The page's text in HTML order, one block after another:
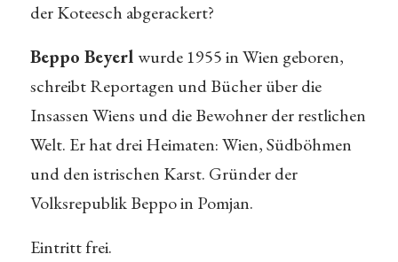
der Koteesch abgerackert?
Beppo Beyerlwurde 1955 in Wien geboren,
schreibt Reportagen und Bücher über die
Insassen Wiens und die Bewohner der restlichen
Welt. Er hat drei Heimaten: Wien, Südböhmen
und den istrischen Karst. Gründer der
Volksrepublik Beppo in Pomjan.
Eintritt frei.